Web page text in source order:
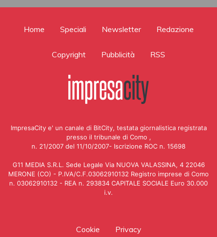
Home Speciali Newsletter Redazione
Copyright Pubblicità RSS
ImpresaCity e' un canale di BitCity, testata giornalistica registrata
presso il tribunale di Como ,
n. 21/2007 del 11/10/2007- Iscrizione ROC n. 15698
G11 MEDIA S.R.L. Sede Legale Via NUOVA VALASSINA, 4 22046
MERONE (CO) - P.IVA/C.F.03062910132 Registro imprese di Como
n. 03062910132 - REA n. 293834 CAPITALE SOCIALE Euro 30.000
i.v.
Cookie Privacy